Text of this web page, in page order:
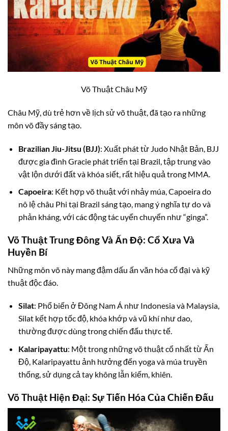
Võ Thuật Châu Mỹ
Châu Mỹ, dù trẻ hơn về lịch sử võ thuật, đã tạo ra những
môn võ đầy sáng tạo.
Brazilian Jiu-Jitsu (BJJ): Xuất phát từ Judo Nhật Bản, BJJ
được gia đình Gracie phát triển tại Brazil, tập trung vào
vật lộn dưới đất và khóa siết, rất hiệu quả trong MMA.
Capoeira: Kết hợp võ thuật với nhảy múa, Capoeira do
nô lệ châu Phi tại Brazil sáng tạo, mang ý nghĩa tự do và
phản kháng, với các động tác uyển chuyển như “ginga”.
Võ Thuật Trung Đông Và Ấn Độ: Cổ Xưa Và
Huyền Bí
Những môn võ này mang đậm dấu ấn văn hóa cổ đại và kỹ
thuật độc đáo.
Silat: Phổ biến ở Đông Nam Á như Indonesia và Malaysia,
Silat kết hợp tốc độ, khóa khớp và vũ khí như dao,
thường được dùng trong chiến đấu thực tế.
Kalaripayattu: Một trong những võ thuật cổ nhất từ Ấn
Độ, Kalaripayattu ảnh hưởng đến yoga và múa truyền
thống, sử dụng cả tay không lẫn kiếm, khiên.
Võ Thuật Hiện Đại: Sự Tiến Hóa Của Chiến Đấu